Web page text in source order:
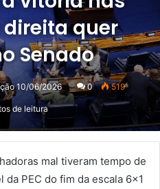
quer
Senado
10/06/2026 0 519
de leitura
mal tiveram tempo de
PEC do fim da escala 6×1